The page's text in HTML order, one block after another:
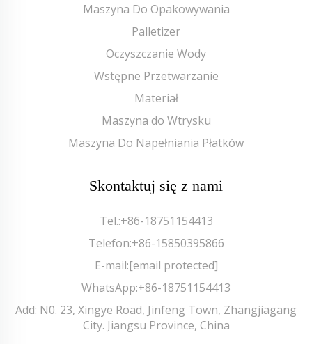
Maszyna Do Opakowywania
Palletizer
Oczyszczanie Wody
Wstępne Przetwarzanie
Materiał
Maszyna do Wtrysku
Maszyna Do Napełniania Płatków
Skontaktuj się z nami
Tel.:+86-18751154413
Telefon:+86-15850395866
E-mail:[email protected]
WhatsApp:+86-18751154413
Add: N0. 23, Xingye Road, Jinfeng Town, Zhangjiagang
City. Jiangsu Province, China